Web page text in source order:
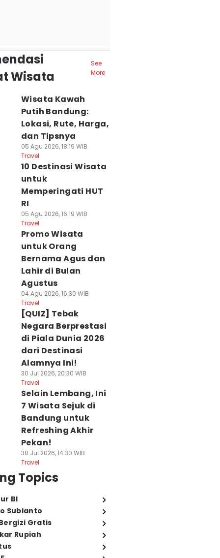
Wisata
See
More
Wisata Kawah
Putih Bandung:
Lokasi, Rute, Harga,
dan Tipsnya
05 Agu 2026, 18:19 WIB
Travel
10 Destinasi Wisata
untuk
Memperingati HUT
RI
05 Agu 2026, 16:19 WIB
Travel
Promo Wisata
untuk Orang
Bernama Agus dan
Lahir di Bulan
Agustus
04 Agu 2026, 16:30 WIB
Travel
[QUIZ] Tebak
Negara Berprestasi
di Piala Dunia 2026
dari Destinasi
Alamnya Ini!
30 Jul 2026, 20:30 WIB
Travel
Selain Lembang, Ini
7 Wisata Sejuk di
Bandung untuk
Refreshing Akhir
Pekan!
30 Jul 2026, 14:30 WIB
Travel
Topics
BI
Subianto
Gratis
Rupiah